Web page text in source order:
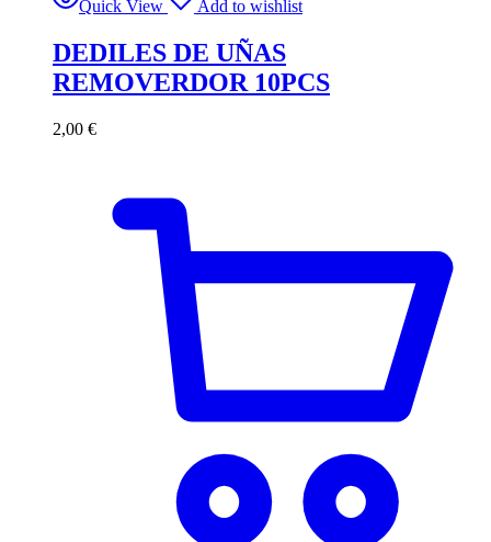
Quick View Add to wishlist
DEDILES DE UÑAS
REMOVERDOR 10PCS
2,00 €